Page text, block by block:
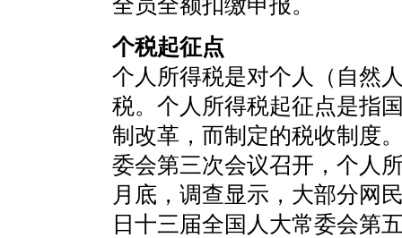
个税起征点
个人所得税是对个人（自然
税。个人所得税起征点是指
制改革，而制定的税收制度
委会第三次会议召开，个人
月底，调查显示，大部分网
日十三届全国人大常委会第